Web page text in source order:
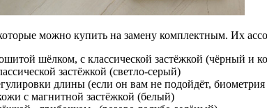
можно купить на замену комплектным. Их
шёлком, с классической застёжкой (чёрный и
застёжкой (светло-серый)
длины (если он вам не подойдёт, биометрия
с магнитной застёжкой (белый)